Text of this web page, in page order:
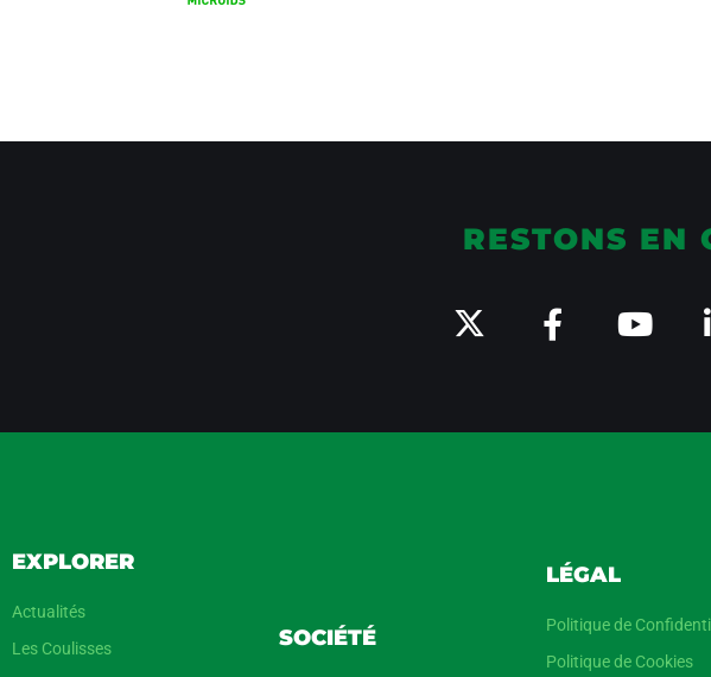
RESTONS EN
EXPLORER
Actualités
Les Coulisses
SOCIÉTÉ
LÉGAL
Politique de
Politique de Cookies